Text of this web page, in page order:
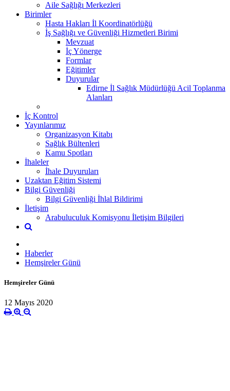
Aile Sağlığı Merkezleri
Birimler
Hasta Hakları İl Koordinatörlüğü
İş Sağlığı ve Güvenliği Hizmetleri Birimi
Mevzuat
İç Yönerge
Formlar
Eğitimler
Duyurular
Edirne İl Sağlık Müdürlüğü Acil Toplanma
Alanları
İç Kontrol
Yayınlarımız
Organizasyon Kitabı
Sağlık Bültenleri
Kamu Spotları
İhaleler
İhale Duyuruları
Uzaktan Eğitim Sistemi
Bilgi Güvenliği
Bilgi Güvenliği İhlal Bildirimi
İletişim
Arabuluculuk Komisyonu İletişim Bilgileri
Haberler
Hemşireler Günü
Hemşireler Günü
12 Mayıs 2020